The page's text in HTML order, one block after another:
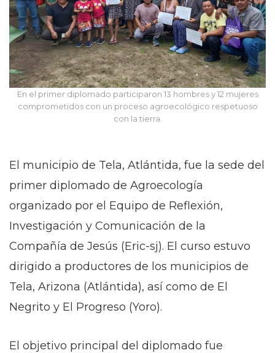
En el primer diplomado participaron 13 hombres y 12 mujeres
comprometidos con un proceso agroecológico respetuoso
con la tierra.
El municipio de Tela, Atlántida, fue la sede del
primer diplomado de Agroecología
organizado por el Equipo de Reflexión,
Investigación y Comunicación de la
Compañía de Jesús (Eric-sj). El curso estuvo
dirigido a productores de los municipios de
Tela, Arizona (Atlántida), así como de El
Negrito y El Progreso (Yoro).
El objetivo principal del diplomado fue